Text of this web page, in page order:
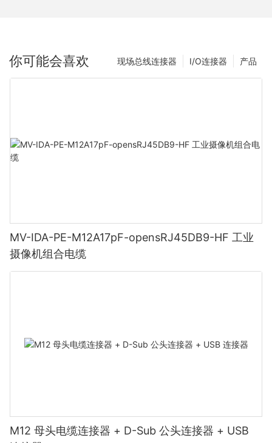
你可能会喜欢 产品
I/O连接器
现场总线连接器
MV-IDA-PE-M12A17pF-opensRJ45DB9-HF 工业
摄像机组合电缆
M12 母头电缆连接器 + D-Sub 公头连接器 + USB